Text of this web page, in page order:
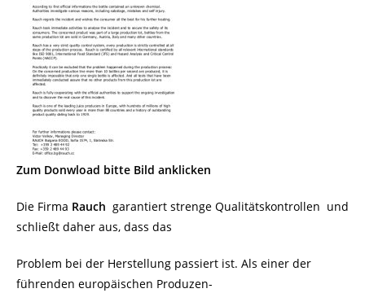
Zum Donwload bitte Bild anklicken
Die Firma Rauch garantiert strenge Qualitätskontrollen und
schließt daher aus, dass das
Problem bei der Herstellung passiert ist. Als einer der
führenden europäischen Produzen-